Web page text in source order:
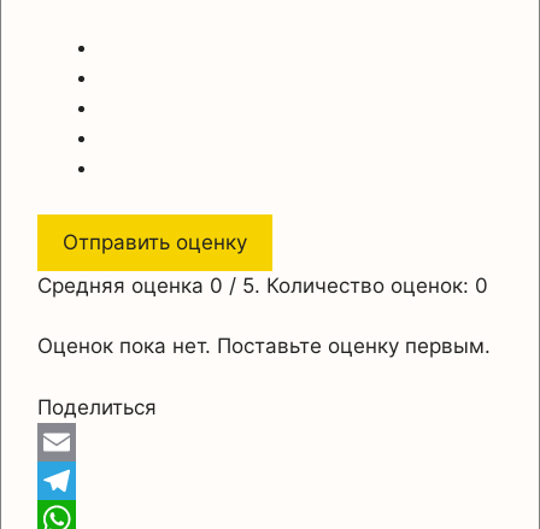
Отправить оценку
Средняя оценка 0 / 5. Количество оценок: 0
Оценок пока нет. Поставьте оценку первым.
Поделиться
E
m
T